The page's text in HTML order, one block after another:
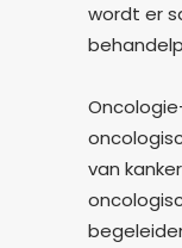
wordt er
van